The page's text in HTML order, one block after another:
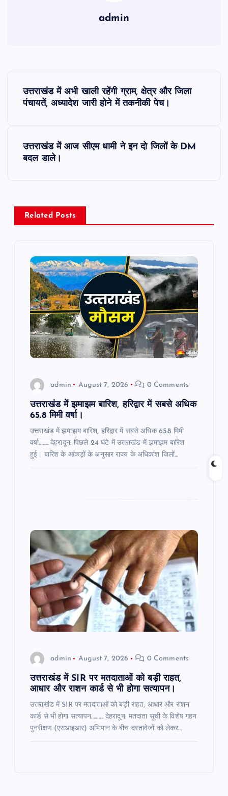
admin
a
v
उत्तराखंड में अभी खाली रहेंगी ग्राम, क्षेत्र और जिला
पंचायतें, अध्यादेश जारी होने में तकनीकी पेच।
उत्तराखंड में आज सीएम धामी ने इन दो जिलों के DM
बदल डाले।
Related Posts
admin August 7, 2026 0 Comments
उत्तराखंड में झमाझम बारिश, हरिद्वार में सबसे अधिक
65.8 मिमी वर्षा।
उत्तराखंड में झमाझम बारिश, हरिद्वार में सबसे अधिक 65.8 मिमी
वर्षा…….. देहरादून: पिछले 24 घंटे में उत्तराखंड में झमाझम बारिश
हुई। बारिश के आंकड़ों के अनुसार राज्य के अधिकांश जिलों…
admin August 7, 2026 0 Comments
उत्तराखंड में SIR पर मतदाताओं को बड़ी राहत,
आधार और राशन कार्ड से भी होगा सत्यापन।
उत्तराखंड में SIR पर मतदाताओं को बड़ी राहत, आधार और राशन
कार्ड से भी होगा सत्यापन………. देहरादून: मतदाता सूची के विशेष गहन
पुनरीक्षण (एसआइआर) अभियान के बीच दस्तावेजों को लेकर…